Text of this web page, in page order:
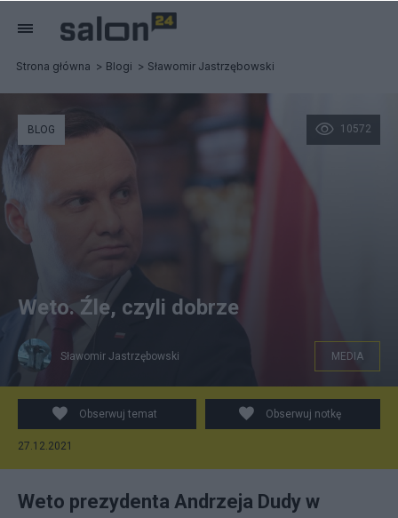
Strona główna Blogi Sławomir Jastrzębowski
Andrzej Duda, prezydent. Fot. KPRP
10572
BLOG
Weto. Źle, czyli dobrze
Sławomir Jastrzębowski MEDIA
Obserwuj temat Obserwuj notkę
27.12.2021
Weto prezydenta Andrzeja Dudy w